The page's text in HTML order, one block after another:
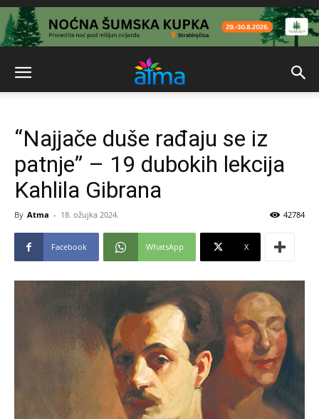
“Najjače duše rađaju se iz
patnje” – 19 dubokih lekcija
Kahlila Gibrana
By Atma - 18. ožujka 2024. 42784
Facebook WhatsApp X